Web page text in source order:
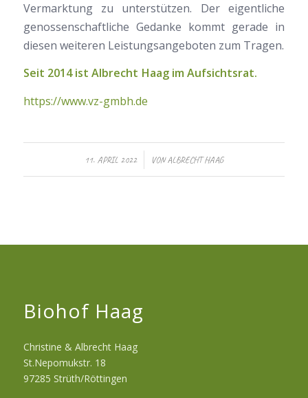
Vermarktung zu unterstützen. Der eigentliche
genossenschaftliche Gedanke kommt gerade in
diesen weiteren Leistungsangeboten zum Tragen.
Seit 2014 ist Albrecht Haag im Aufsichtsrat.
https://www.vz-gmbh.de
11. APRIL 2022
/ VONALBRECHT HAAG
Biohof Haag
Christine & Albrecht Haag
St.Nepomukstr. 18
97285 Strüth/Röttingen